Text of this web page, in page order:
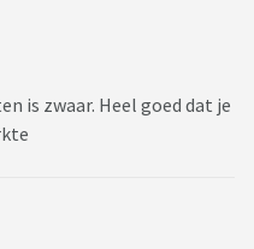
is zwaar. Heel goed dat je